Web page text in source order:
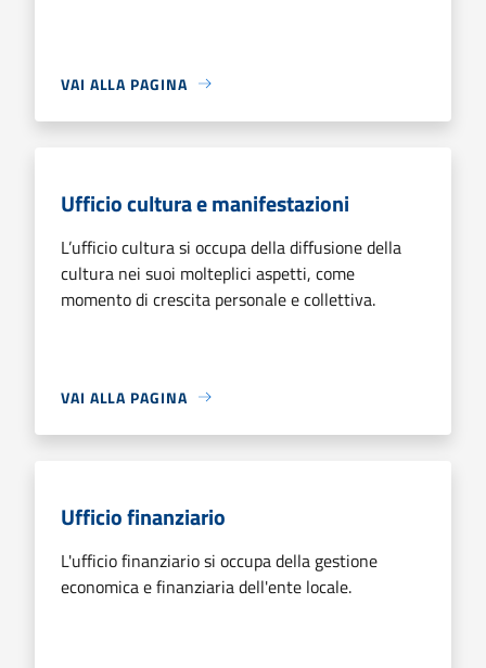
VAI ALLA PAGINA
Ufficio cultura e manifestazioni
L’ufficio cultura si occupa della diffusione della
cultura nei suoi molteplici aspetti, come
momento di crescita personale e collettiva.
VAI ALLA PAGINA
Ufficio finanziario
L'ufficio finanziario si occupa della gestione
economica e finanziaria dell'ente locale.